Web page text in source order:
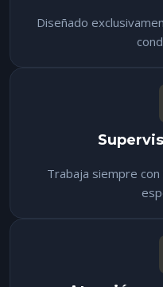
Diseñado
Trabaja siempre